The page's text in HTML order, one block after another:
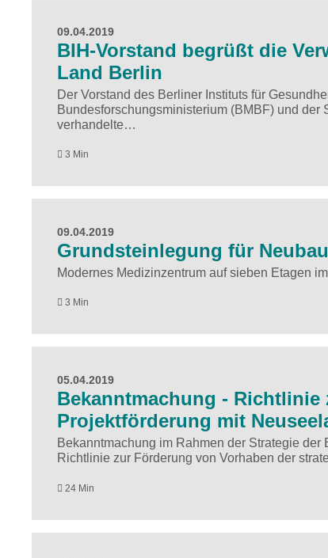
09.04.2019
BIH-Vorstand begrüßt die
Land Berlin
Der Vorstand des Berliner Instituts für
Bundesforschungsministerium (BMBF) und
verhandelte…
3 Min
09.04.2019
Grundsteinlegung für
Modernes Medizinzentrum auf sieben Etagen
3 Min
05.04.2019
Bekanntmachung -
Projektförderung mit
Bekanntmachung im Rahmen der Strategie
Richtlinie zur Förderung von Vorhaben der
24 Min